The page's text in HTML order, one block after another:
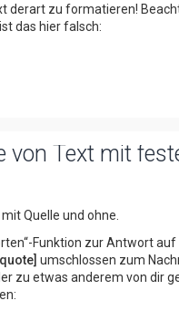
derart zu formatieren!
das hier falsch:
von Text mit
Quelle und ohne.
Funktion zur Antwort
umschlossen zum
zu etwas anderem von dir